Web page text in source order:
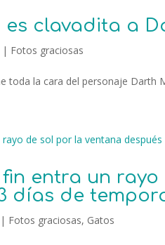
clavadita a
| Fotos graciosas
toda la cara del personaje Darth
entra un
días de
| Fotos graciosas, Gatos